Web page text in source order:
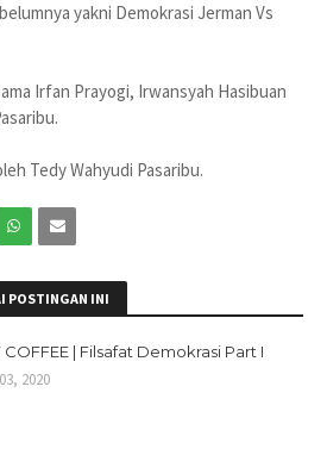
yakni Demokrasi Jerman Vs
Irfan Prayogi, Irwansyah Hasibuan
Tedy Wahyudi Pasaribu.
POSTINGAN INI
COFFEE | Filsafat Demokrasi Part I
2020